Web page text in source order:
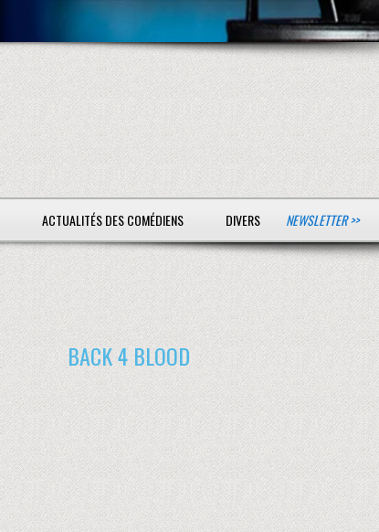
ACTUALITÉS DES COMÉDIENS DIVERS NEWSLETTER >>
BACK 4 BLOOD